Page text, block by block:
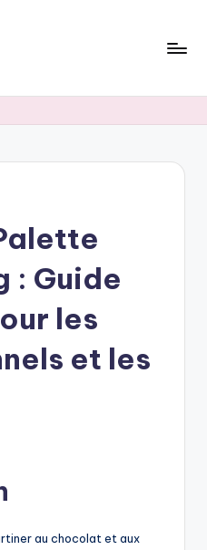
: Guide
les
et les
au chocolat et aux